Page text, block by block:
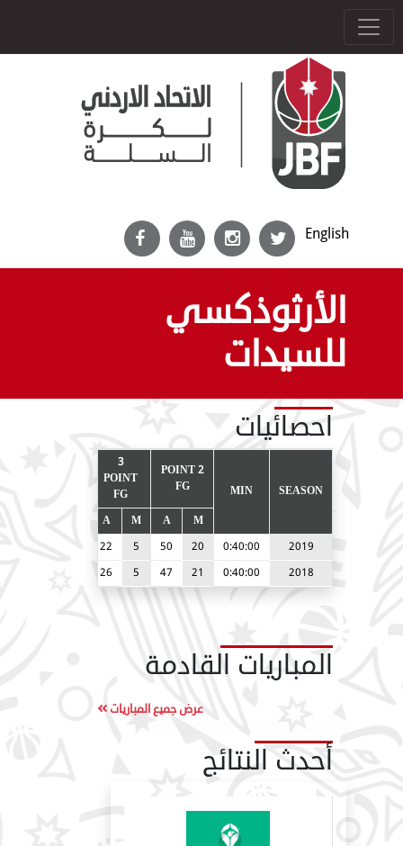
English
الأرثوذكسي
للسيدات
احصائيات
SEASON
MIN
2 POINT
FG
3
POINT
FG
M
A
M
A
2019
0:40:00
20
50
5
22
2018
0:40:00
21
47
5
26
المباريات القادمة
عرض جميع المباريات
أحدث النتائج